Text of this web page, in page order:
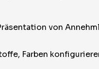
von
Farben